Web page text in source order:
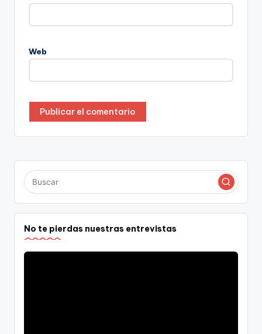
Web
No te pierdas nuestras entrevistas